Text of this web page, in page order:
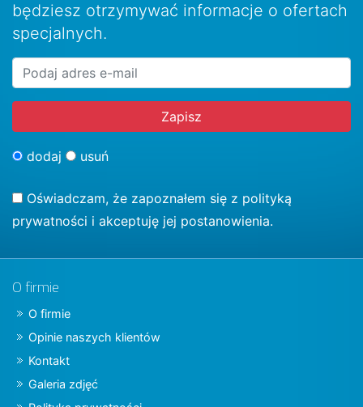
będziesz otrzymywać informacje o ofertach
specjalnych.
dodaj usuń
Oświadczam, że zapoznałem się z polityką
prywatności i akceptuję jej postanowienia.
O firmie
O firmie
Opinie naszych klientów
Kontakt
Galeria zdjęć